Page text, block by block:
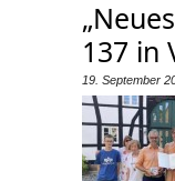
137 in
19. September